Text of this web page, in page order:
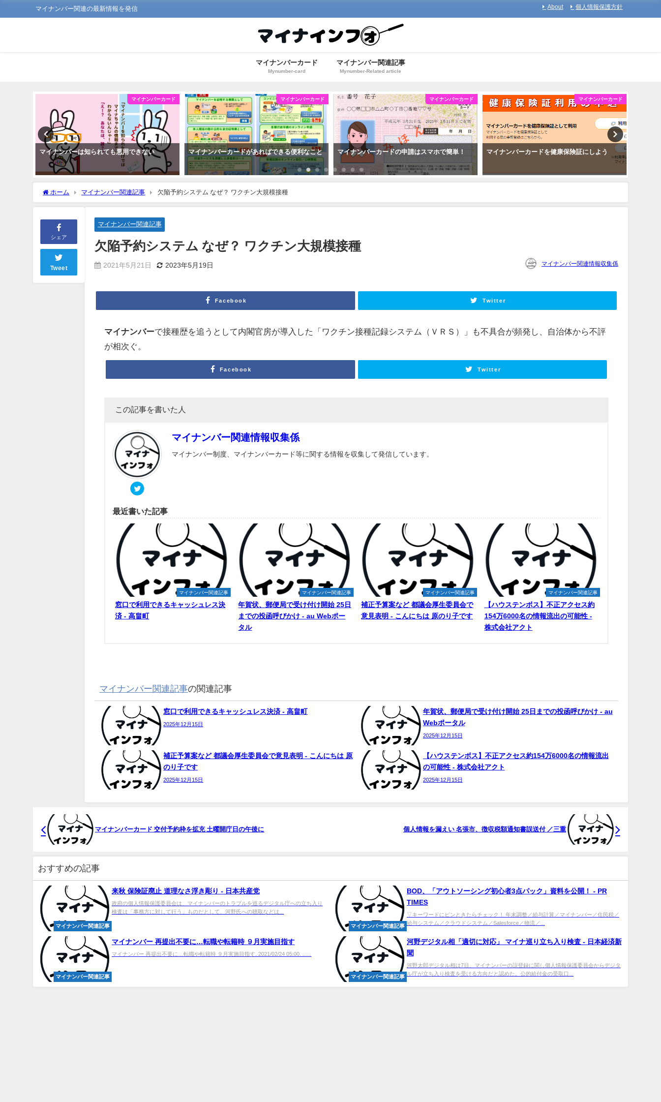
マイナンバー関連の最新情報を発信 About 個人情報保護方針
マイナンバーカード
Mynumber-card
マイナンバー関連記事
Mynumber-Related article
マイナンバーカード
マイナンバーは知られても悪用できない
マイナンバーカード
マイナンバーカードがあればできる便利なこと
マイナンバーカード
マイナンバーカードの申請はスマホで簡単！
マイナンバーカード
マイナンバーカードを健康保険証にしよう
ホーム マイナンバー関連記事 欠陥予約システム なぜ？ ワクチン大規模接種
シェア
Tweet
マイナンバー関連記事
欠陥予約システム なぜ？ ワクチン大規模接種
2021年5月21日 2023年5月19日 マイナンバー関連情報収集係
Facebook Twitter
マイナンバーで接種歴を追うとして内閣官房が導入した「ワクチン接種記録システム（ＶＲＳ）」も不具合が頻発し、自治体から不評
が相次ぐ。
Facebook Twitter
この記事を書いた人
マイナンバー関連情報収集係
マイナンバー制度、マイナンバーカード等に関する情報を収集して発信しています。
最近書いた記事
マイナンバー関連記事
窓口で利用できるキャッシュレス決
済 - 高畠町
マイナンバー関連記事
年賀状、郵便局で受け付け開始 25日
までの投函呼びかけ - au Webポー
タル
マイナンバー関連記事
補正予算案など 都議会厚生委員会で
意見表明 - こんにちは 原のり子です
マイナンバー関連記事
【ハウステンボス】不正アクセス約
154万6000名の情報流出の可能性 -
株式会社アクト
マイナンバー関連記事の関連記事
窓口で利用できるキャッシュレス決済 - 高畠町
2025年12月15日
年賀状、郵便局で受け付け開始 25日までの投函呼びかけ - au
Webポータル
2025年12月15日
補正予算案など 都議会厚生委員会で意見表明 - こんにちは 原
のり子です
2025年12月15日
【ハウステンボス】不正アクセス約154万6000名の情報流出
の可能性 - 株式会社アクト
2025年12月15日
マイナンバーカード 交付予約枠を拡充 土曜開庁日の午後に 個人情報を漏えい 名張市、徴収税額通知書誤送付 ／三重
おすすめの記事
マイナンバー関連記事
来秋 保険証廃止 道理なさ浮き彫り - 日本共産党
政府の個人情報保護委員会は、マイナンバーのトラブルを巡るデジタル庁への立ち入り
検査は「事務方に対して行う」ものだとして、河野氏への聴取などは...
マイナンバー関連記事
BOD、「アウトソーシング初心者3点パック」資料を公開！ - PR
TIMES
▽キーワードにピンときたらチェック！ 年末調整／給与計算／マイナンバー／住民税／
給与システム／クラウドシステム／Salesforce／物流／...
マイナンバー関連記事
マイナンバー 再提出不要に…転職や転籍時 ９月実施目指す
マイナンバー 再提出不要に…転職や転籍時 ９月実施目指す. 2021/02/24 05:00. ......
マイナンバー関連記事
河野デジタル相「適切に対応」 マイナ巡り立ち入り検査 - 日本経済新
聞
河野太郎デジタル相は7日、マイナンバーの誤登録に関し個人情報保護委員会からデジタ
ル庁が立ち入り検査を受ける方向だと認めた。公的給付金の受取口...